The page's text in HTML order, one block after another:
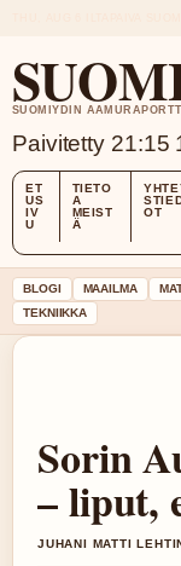
SUOMIYDIN AAMURAPORTTI
Paivitetty 21:15
ET
US
IV
U
TIETO
A
MEIST
Ä
OT
BLOGI MAAILMA
TEKNIIKKA
Sorin
– liput,
JUHANI MATTI